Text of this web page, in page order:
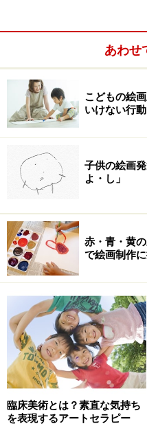
彩色見本付きのこいのぼり
の日」
ぬりえプリントの大人の
からは、こいのぼりや兜
12種類のぬりえを無料ダ
す。柏餅や背くらべなど
とのないテーマも用意さ
あわせ
こどもの絵
いけない行
子供の絵画
よ・し」
赤・青・黄
で絵画制作に
臨床美術とは？素直な気持ち
を表現するアートセラピー